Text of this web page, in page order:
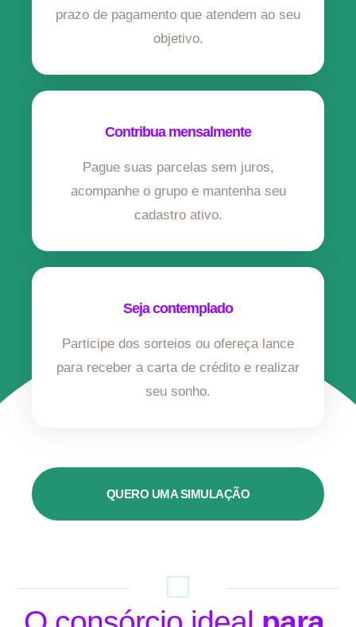
prazo de pagamento que atendem ao seu
objetivo.
Contribua mensalmente
Pague suas parcelas sem juros,
acompanhe o grupo e mantenha seu
cadastro ativo.
Seja contemplado
Participe dos sorteios ou ofereça lance
para receber a carta de crédito e realizar
seu sonho.
QUERO UMA SIMULAÇÃO